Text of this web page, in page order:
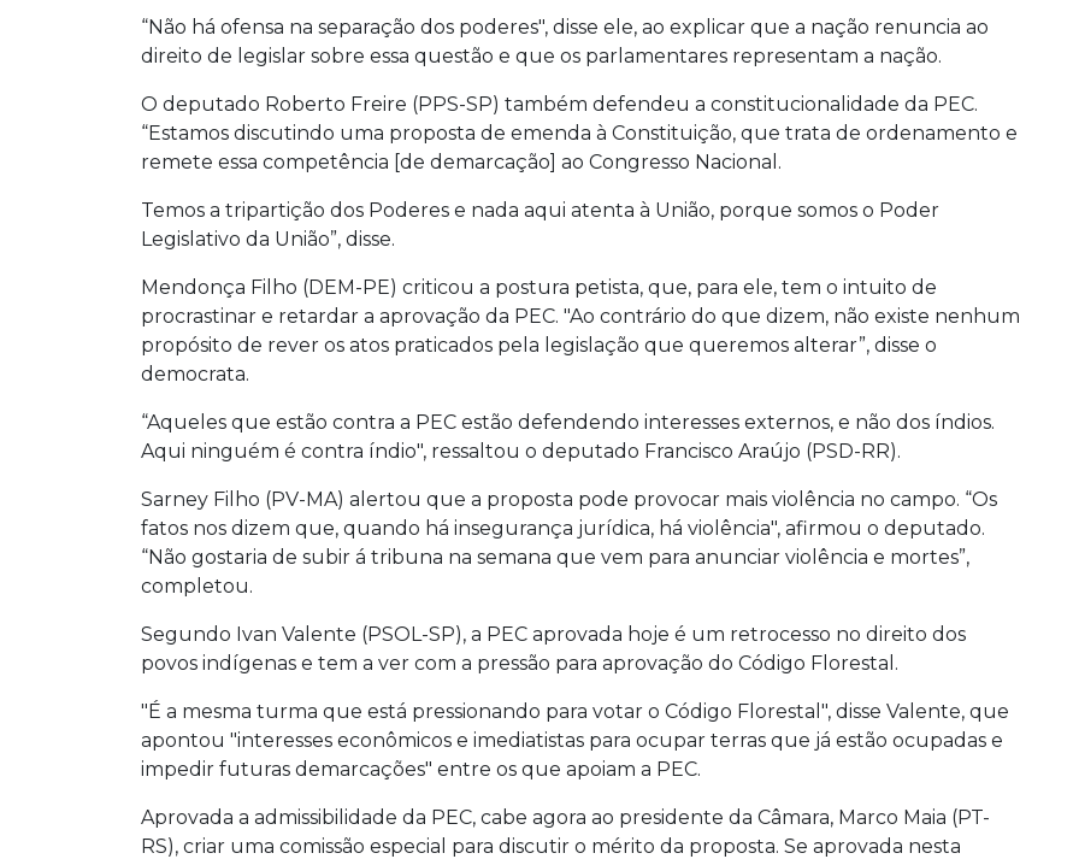
“Não há ofensa na separação dos poderes", disse ele, ao explicar que a nação renuncia ao
direito de legislar sobre essa questão e que os parlamentares representam a nação.
O deputado Roberto Freire (PPS-SP) também defendeu a constitucionalidade da PEC.
“Estamos discutindo uma proposta de emenda à Constituição, que trata de ordenamento e
remete essa competência [de demarcação] ao Congresso Nacional.
Temos a tripartição dos Poderes e nada aqui atenta à União, porque somos o Poder
Legislativo da União”, disse.
Mendonça Filho (DEM-PE) criticou a postura petista, que, para ele, tem o intuito de
procrastinar e retardar a aprovação da PEC. "Ao contrário do que dizem, não existe nenhum
propósito de rever os atos praticados pela legislação que queremos alterar”, disse o
democrata.
“Aqueles que estão contra a PEC estão defendendo interesses externos, e não dos índios.
Aqui ninguém é contra índio", ressaltou o deputado Francisco Araújo (PSD-RR).
Sarney Filho (PV-MA) alertou que a proposta pode provocar mais violência no campo. “Os
fatos nos dizem que, quando há insegurança jurídica, há violência", afirmou o deputado.
“Não gostaria de subir á tribuna na semana que vem para anunciar violência e mortes”,
completou.
Segundo Ivan Valente (PSOL-SP), a PEC aprovada hoje é um retrocesso no direito dos
povos indígenas e tem a ver com a pressão para aprovação do Código Florestal.
"É a mesma turma que está pressionando para votar o Código Florestal", disse Valente, que
apontou "interesses econômicos e imediatistas para ocupar terras que já estão ocupadas e
impedir futuras demarcações" entre os que apoiam a PEC.
Aprovada a admissibilidade da PEC, cabe agora ao presidente da Câmara, Marco Maia (PT-
RS), criar uma comissão especial para discutir o mérito da proposta. Se aprovada nesta